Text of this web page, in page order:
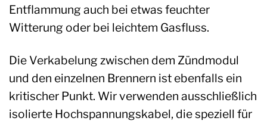
Entflammung auch bei etwas feuchter
Witterung oder bei leichtem Gasfluss.
Die Verkabelung zwischen dem Zündmodul
und den einzelnen Brennern ist ebenfalls ein
kritischer Punkt. Wir verwenden ausschließlich
isolierte Hochspannungskabel, die speziell für